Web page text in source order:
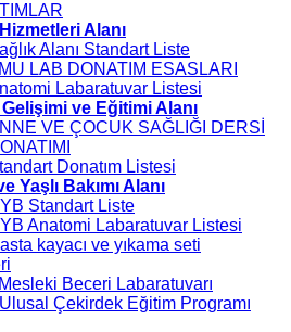
Alanı
Alanı Standart Liste
LAB DONATIM ESASLARI
Labaratuvar Listesi
ve Eğitimi Alanı
VE ÇOCUK SAĞLIĞI DERSİ
Donatım Listesi
Yaşlı Bakımı Alanı
Standart Liste
Anatomi Labaratuvar Listesi
kayacı ve yıkama seti
Beceri Labaratuvarı
Çekirdek Eğitim Programı